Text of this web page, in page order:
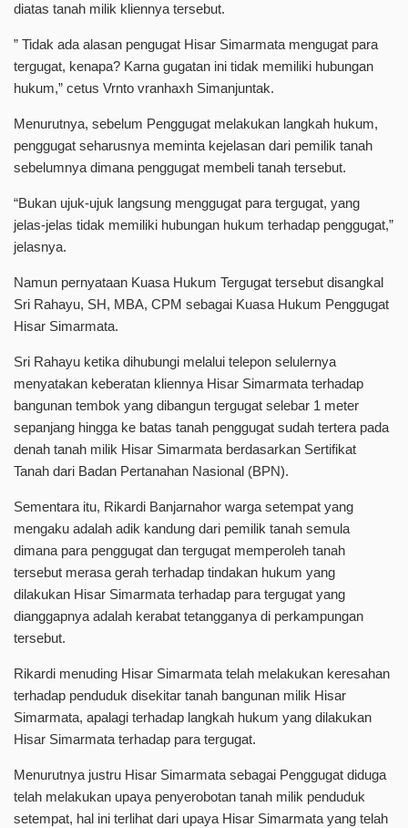
diatas tanah milik kliennya tersebut.
” Tidak ada alasan pengugat Hisar Simarmata mengugat para
tergugat, kenapa? Karna gugatan ini tidak memiliki hubungan
hukum,” cetus Vrnto vranhaxh Simanjuntak.
Menurutnya, sebelum Penggugat melakukan langkah hukum,
penggugat seharusnya meminta kejelasan dari pemilik tanah
sebelumnya dimana penggugat membeli tanah tersebut.
“Bukan ujuk-ujuk langsung menggugat para tergugat, yang
jelas-jelas tidak memiliki hubungan hukum terhadap penggugat,”
jelasnya.
Namun pernyataan Kuasa Hukum Tergugat tersebut disangkal
Sri Rahayu, SH, MBA, CPM sebagai Kuasa Hukum Penggugat
Hisar Simarmata.
Sri Rahayu ketika dihubungi melalui telepon selulernya
menyatakan keberatan kliennya Hisar Simarmata terhadap
bangunan tembok yang dibangun tergugat selebar 1 meter
sepanjang hingga ke batas tanah penggugat sudah tertera pada
denah tanah milik Hisar Simarmata berdasarkan Sertifikat
Tanah dari Badan Pertanahan Nasional (BPN).
Sementara itu, Rikardi Banjarnahor warga setempat yang
mengaku adalah adik kandung dari pemilik tanah semula
dimana para penggugat dan tergugat memperoleh tanah
tersebut merasa gerah terhadap tindakan hukum yang
dilakukan Hisar Simarmata terhadap para tergugat yang
dianggapnya adalah kerabat tetangganya di perkampungan
tersebut.
Rikardi menuding Hisar Simarmata telah melakukan keresahan
terhadap penduduk disekitar tanah bangunan milik Hisar
Simarmata, apalagi terhadap langkah hukum yang dilakukan
Hisar Simarmata terhadap para tergugat.
Menurutnya justru Hisar Simarmata sebagai Penggugat diduga
telah melakukan upaya penyerobotan tanah milik penduduk
setempat, hal ini terlihat dari upaya Hisar Simarmata yang telah